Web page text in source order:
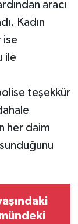
aracı
Kadın
ise
ile
teşekkür
her daim